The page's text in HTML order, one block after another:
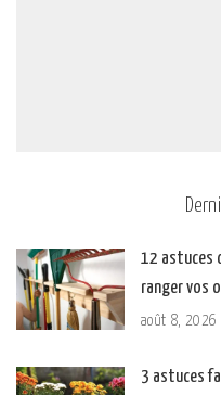
12 astuces
ranger vos
août 8, 2026
3 astuces